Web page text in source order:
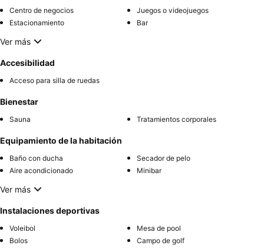
Centro de negocios
Juegos o videojuegos
Estacionamiento
Bar
Ver más
Accesibilidad
Acceso para silla de ruedas
Bienestar
Sauna Tratamientos corporales
Equipamiento de la habitación
Baño con ducha
Secador de pelo
Aire acondicionado
Minibar
Ver más
Instalaciones deportivas
Voleibol
Mesa de pool
Bolos
Campo de golf